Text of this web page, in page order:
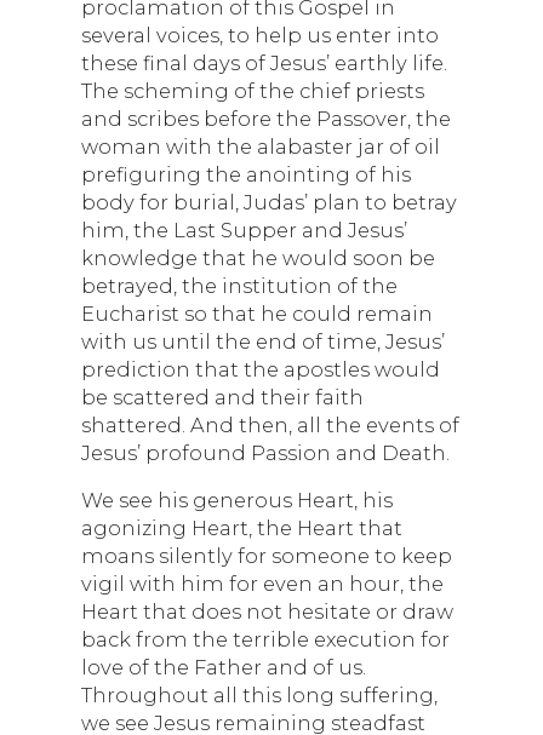
proclamation of this Gospel in
several voices, to help us enter into
these final days of Jesus’ earthly life.
The scheming of the chief priests
and scribes before the Passover, the
woman with the alabaster jar of oil
prefiguring the anointing of his
body for burial, Judas’ plan to betray
him, the Last Supper and Jesus’
knowledge that he would soon be
betrayed, the institution of the
Eucharist so that he could remain
with us until the end of time, Jesus’
prediction that the apostles would
be scattered and their faith
shattered. And then, all the events of
Jesus’ profound Passion and Death.
We see his generous Heart, his
agonizing Heart, the Heart that
moans silently for someone to keep
vigil with him for even an hour, the
Heart that does not hesitate or draw
back from the terrible execution for
love of the Father and of us.
Throughout all this long suffering,
we see Jesus remaining steadfast